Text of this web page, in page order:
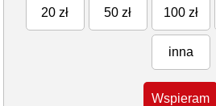
20 zł 50 zł 100 zł
inna
Wspieram